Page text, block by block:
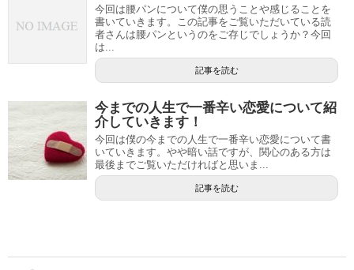
今回は腰パンについて僕の思うことや感じることを
書いていきます。この記事をご覧いただいている読
者さんは腰パンというのをご存じでしょうか？今回
は...
記事を読む
今までの人生で一番辛い恋愛について紹
介していきます！
今回は僕の今までの人生で一番辛い恋愛について書
いていきます。やや暗い話ですが、関心のある方は
最後までご覧いただければと思いま...
記事を読む